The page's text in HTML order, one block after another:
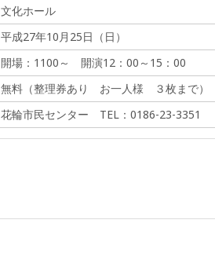
文化ホール
平成27年10月25日（日）
開場：1100～ 開演12：00～15：00
無料（整理券あり お一人様 ３枚まで）
花輪市民センター TEL：0186-23-3351